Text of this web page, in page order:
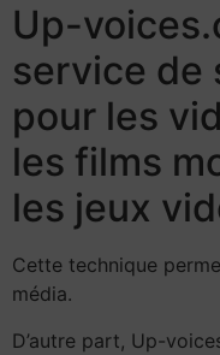
Up-
service de
pour les
les films
les jeux
Cette technique
média.
D’autre part, Up-